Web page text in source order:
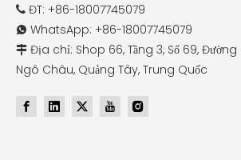
 ĐT: +86-18007745079
 WhatsApp: +86-18007745079
 Địa chỉ: Shop 66, Tầng 3, Số 69,
Ngô Châu, Quảng Tây, Trung Quốc